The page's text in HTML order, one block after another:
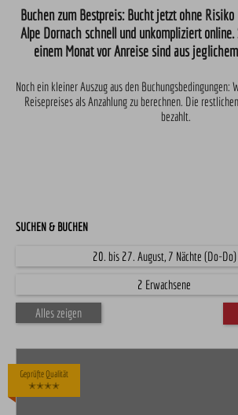
Buchen zum Bestpreis: Bucht jetzt ohne
Alpe Dornach schnell und unkompliziert
einem Monat vor Anreise sind aus
Noch ein kleiner Auszug aus den Buchungsbedingungen:
Reisepreises als Anzahlung zu berechnen. Die
bezahlt.
SUCHEN & BUCHEN
20. bis 27. August, 7 Nächte (Do-Do)
2 Erwachsene
Alles zeigen
Geprüfte Qualität
✭✭✭✭